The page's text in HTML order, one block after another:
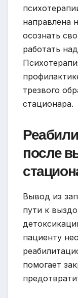
направлена
осознать
работать
трезвого
стационара.
после
Вывод из
пути к
пациенту
помогает